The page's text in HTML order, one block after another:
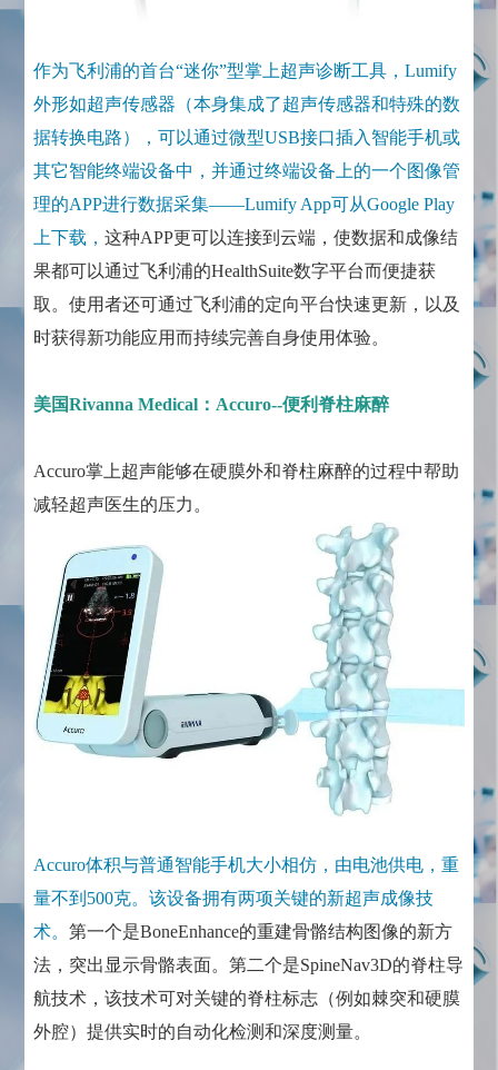
作为飞利浦的首台“迷你”型掌上超声诊断工具，Lumify
外形如超声传感器（本身集成了超声传感器和特殊的数
据转换电路），可以通过微型USB接口插入智能手机或
其它智能终端设备中，并通过终端设备上的一个图像管
理的APP进行数据采集——Lumify App可从Google Play
上下载，这种APP更可以连接到云端，使数据和成像结
果都可以通过飞利浦的HealthSuite数字平台而便捷获
取。使用者还可通过飞利浦的定向平台快速更新，以及
时获得新功能应用而持续完善自身使用体验。
美国Rivanna Medical：Accuro--便利脊柱麻醉
Accuro掌上超声能够在硬膜外和脊柱麻醉的过程中帮助
减轻超声医生的压力。
Accuro体积与普通智能手机大小相仿，由电池供电，重
量不到500克。该设备拥有两项关键的新超声成像技
术。第一个是BoneEnhance的重建骨骼结构图像的新方
法，突出显示骨骼表面。第二个是SpineNav3D的脊柱导
航技术，该技术可对关键的脊柱标志（例如棘突和硬膜
外腔）提供实时的自动化检测和深度测量。